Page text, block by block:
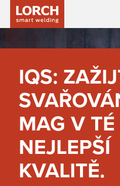
Zkušební instalace iQS
IQS:
MAG V TÉ
NEJLEPŠÍ
KVALITĚ.